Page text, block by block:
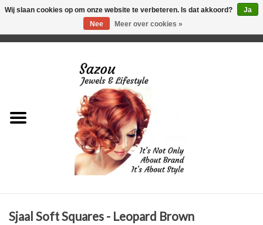
Just for Him
Plus Size Sieraden
Sjaal Soft Squares - Leopard Brown
Wij slaan cookies op om onze website te verbeteren. Is dat akkoord?
Ja
Nee
Meer over cookies »